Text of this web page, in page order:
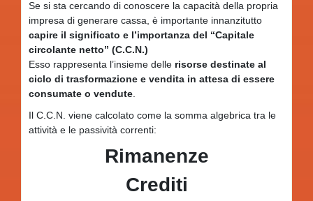
Se si sta cercando di conoscere la capacità della propria
impresa di generare cassa, è importante innanzitutto
capire il significato e l’importanza del “Capitale
circolante netto” (C.C.N.)
Esso rappresenta l’insieme delle risorse destinate al
ciclo di trasformazione e vendita in attesa di essere
consumate o vendute
Il C.C.N. viene calcolato come la somma algebrica tra le
attività e le passività correnti:
Rimanenze
Crediti